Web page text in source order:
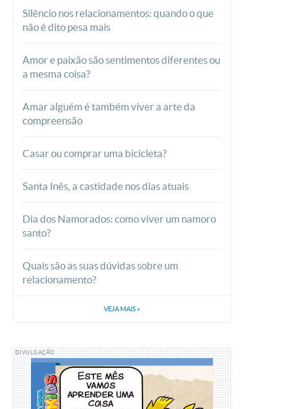
Silêncio nos relacionamentos: quando o que
não é dito pesa mais
Amor e paixão são sentimentos diferentes ou
a mesma coisa?
Amar alguém é também viver a arte da
compreensão
Casar ou comprar uma bicicleta?
Santa Inês, a castidade nos dias atuais
Dia dos Namorados: como viver um namoro
santo?
Quais são as suas dúvidas sobre um
relacionamento?
VEJA MAIS »
DIVULGAÇÃO